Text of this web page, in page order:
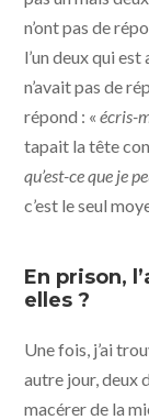
n’ont pas de
l’un deux qui
n’avait pas de
répond : «écris-
tapait la tête
qu’est-ce que je
c’est le seul
En prison,
elles ?
Une fois, j’ai
autre jour, deux
macérer de la